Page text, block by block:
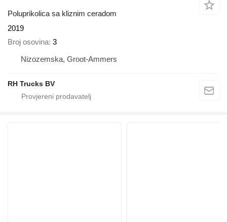
Poluprikolica sa kliznim ceradom
2019
Broj osovina 3
Nizozemska, Groot-Ammers
RH Trucks BV